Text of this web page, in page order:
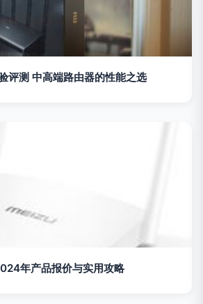
评测 中高端路由器的性能之选
年产品报价与实用攻略